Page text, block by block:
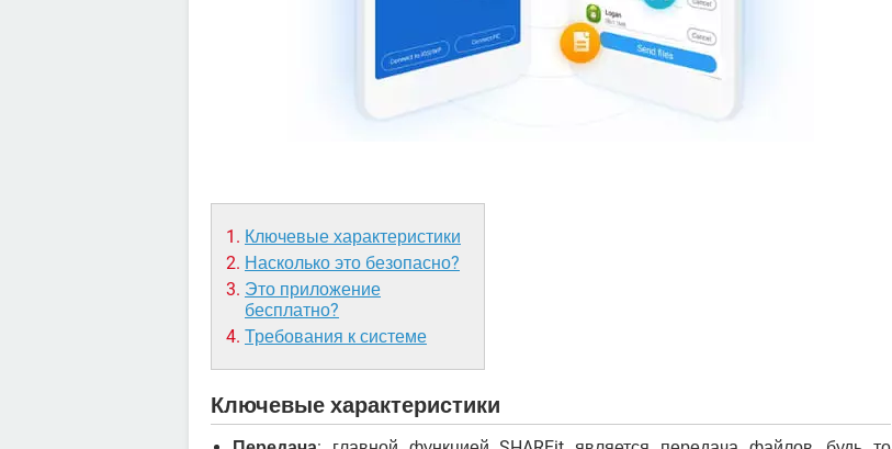
Ключевые характеристики
Насколько это безопасно?
Это приложение
бесплатно?
Требования к системе
Ключевые характеристики